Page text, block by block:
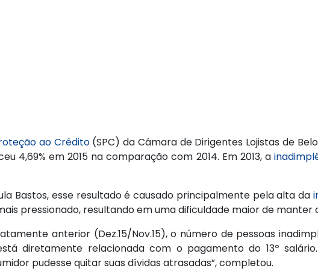
ao Crédito(SPC) da Câmara de Dirigentes Lojistas de
4,69% em 2015 na comparação com 2014. Em 2013, a
Bastos, esse resultado é causado principalmente pela alta da
pressionado, resultando em uma dificuldade maior de manter
anterior (Dez.15/Nov.15), o número de pessoas
diretamente relacionada com o pagamento do 13º
pudesse quitar suas dívidas atrasadas”, completou.